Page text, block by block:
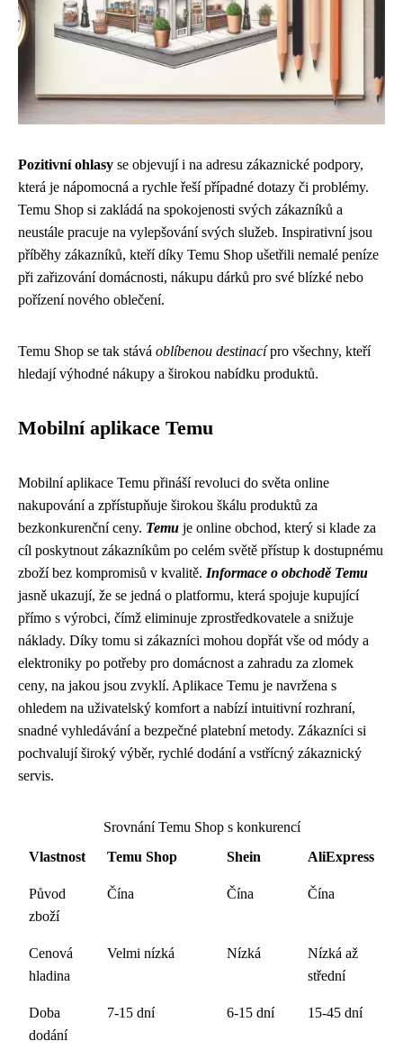
Pozitivní ohlasy se objevují i na adresu zákaznické podpory,
která je nápomocná a rychle řeší případné dotazy či problémy.
Temu Shop si zakládá na spokojenosti svých zákazníků a
neustále pracuje na vylepšování svých služeb. Inspirativní jsou
příběhy zákazníků, kteří díky Temu Shop ušetřili nemalé peníze
při zařizování domácnosti, nákupu dárků pro své blízké nebo
pořízení nového oblečení.
Temu Shop se tak stává oblíbenou destinacípro všechny, kteří
hledají výhodné nákupy a širokou nabídku produktů.
Mobilní aplikace Temu
Mobilní aplikace Temu přináší revoluci do světa online
nakupování a zpřístupňuje širokou škálu produktů za
bezkonkurenční ceny. Temu je online obchod, který si klade za
cíl poskytnout zákazníkům po celém světě přístup k dostupnému
zboží bez kompromisů v kvalitě. Informace o obchodě Temu
jasně ukazují, že se jedná o platformu, která spojuje kupující
přímo s výrobci, čímž eliminuje zprostředkovatele a snižuje
náklady. Díky tomu si zákazníci mohou dopřát vše od módy a
elektroniky po potřeby pro domácnost a zahradu za zlomek
ceny, na jakou jsou zvyklí. Aplikace Temu je navržena s
ohledem na uživatelský komfort a nabízí intuitivní rozhraní,
snadné vyhledávání a bezpečné platební metody. Zákazníci si
pochvalují široký výběr, rychlé dodání a vstřícný zákaznický
servis.
Srovnání Temu Shop s konkurencí
Vlastnost
Temu Shop Shein AliExpress
Původ
zboží
Čína Čína Čína
Cenová
hladina
Velmi nízká Nízká
Nízká až
střední
Doba
dodání
7-15 dní 6-15 dní 15-45 dní